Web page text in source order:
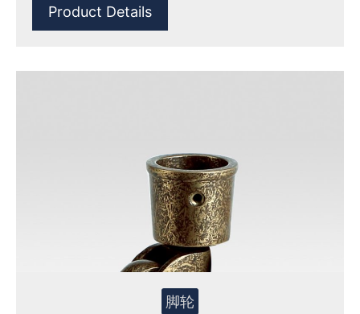
Product Details
脚轮